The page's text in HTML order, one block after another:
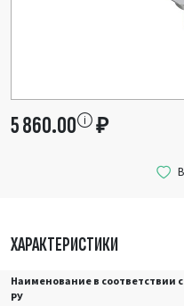
ХАРАКТЕРИСТИКИ
Наименование в соответствии с
РУ
5 860.00 ₽